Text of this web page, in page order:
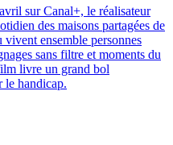
sur Canal+, le réalisateur
des maisons partagées de
ensemble personnes
sans filtre et moments du
livre un grand bol
le handicap.